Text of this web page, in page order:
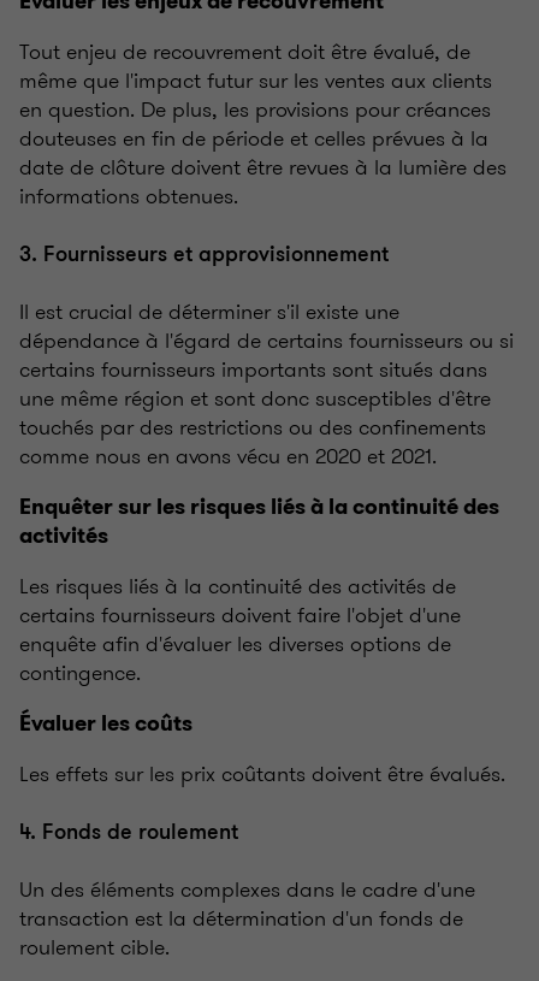
Tout enjeu de recouvrement doit être évalué, de
même que l'impact futur sur les ventes aux clients
en question. De plus, les provisions pour créances
douteuses en fin de période et celles prévues à la
date de clôture doivent être revues à la lumière des
informations obtenues.
3. Fournisseurs et approvisionnement
Il est crucial de déterminer s'il existe une
dépendance à l'égard de certains fournisseurs ou si
certains fournisseurs importants sont situés dans
une même région et sont donc susceptibles d'être
touchés par des restrictions ou des confinements
comme nous en avons vécu en 2020 et 2021.
Enquêter sur les risques liés à la continuité des
activités
Les risques liés à la continuité des activités de
certains fournisseurs doivent faire l'objet d'une
enquête afin d'évaluer les diverses options de
contingence.
Évaluer les coûts
Les effets sur les prix coûtants doivent être évalués.
4. Fonds de roulement
Un des éléments complexes dans le cadre d'une
transaction est la détermination d'un fonds de
roulement cible.